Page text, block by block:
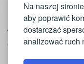
Na naszej
aby poprawić
dostarczać
analizować ruch
WAŻNE